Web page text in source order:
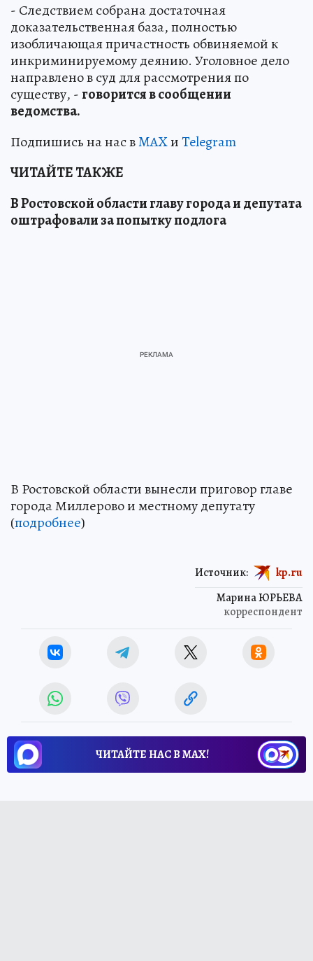
- Следствием собрана достаточная
доказательственная база, полностью
изобличающая причастность обвиняемой к
инкриминируемому деянию. Уголовное дело
направлено в суд для рассмотрения по
существу, -говорится в сообщении
ведомства.
Подпишись на нас вMAXиTelegram
ЧИТАЙТЕ ТАКЖЕ
В Ростовской области главу города и депутата
оштрафовали за попытку подлога
В Ростовской области вынесли приговор главе
города Миллерово и местному депутату
(подробнее)
Марина ЮРЬЕВА
корреспондент
Источник: kp.ru
ЧИТАЙТЕ НАС В МАХ!